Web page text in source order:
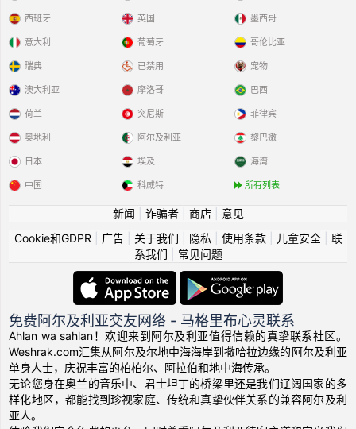
西班牙
意大利
瑞典
英国
葡萄牙
已禁用
墨西哥
哥伦比亚
宠物
澳大利亚
荷兰
奥地利
日本
中国
摩洛哥
突尼斯
阿尔及利亚
埃及
科威特
巴西
菲律宾
黎巴嫩
海湾
所有列表
新闻 诈骗者| 商店| 意见
Cookie和GDPR
广告| 关于我们 隐私 使用条款| 儿童安全| 联
系我们
常见问题
免费阿尔及利亚交友网络 - 马格里布心灵联系
Ahlan wa sahlan！欢迎来到阿尔及利亚值得信赖的真挚联系社区。
Weshrak.com汇集从阿尔及尔地中海海岸到撒哈拉边缘的阿尔及利亚
单身人士，庆祝丰富的柏柏尔、阿拉伯和地中海传承。
无论您身在奥兰的音乐中、君士坦丁的桥梁里还是我们辽阔国家的多
样化地区，都能找到珍视家庭、传统和真挚伙伴关系的兼容阿尔及利
亚人。